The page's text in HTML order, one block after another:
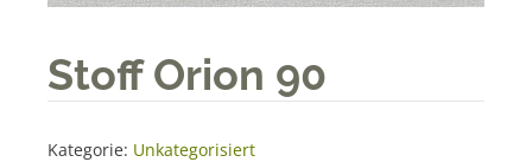
Stoff Orion 90
Kategorie: Unkategorisiert